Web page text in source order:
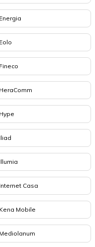
Energia
Eolo
Fineco
HeraComm
Hype
Iliad
Illumia
Internet Casa
Kena Mobile
Mediolanum